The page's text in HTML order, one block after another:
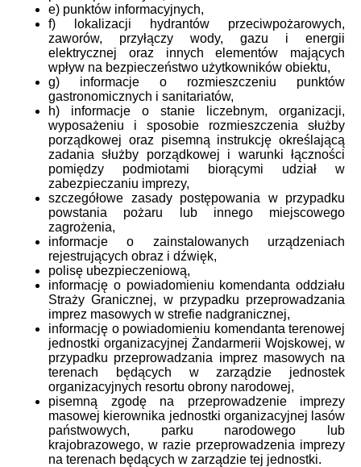
e) punktów informacyjnych,
f) lokalizacji hydrantów przeciwpożarowych,
zaworów, przyłączy wody, gazu i energii
elektrycznej oraz innych elementów mających
wpływ na bezpieczeństwo użytkowników obiektu,
g) informacje o rozmieszczeniu punktów
gastronomicznych i sanitariatów,
h) informacje o stanie liczebnym, organizacji,
wyposażeniu i sposobie rozmieszczenia służby
porządkowej oraz pisemną instrukcję określającą
zadania służby porządkowej i warunki łączności
pomiędzy podmiotami biorącymi udział w
zabezpieczaniu imprezy,
szczegółowe zasady postępowania w przypadku
powstania pożaru lub innego miejscowego
zagrożenia,
informacje o zainstalowanych urządzeniach
rejestrujących obraz i dźwięk,
polisę ubezpieczeniową,
informację o powiadomieniu komendanta oddziału
Straży Granicznej, w przypadku przeprowadzania
imprez masowych w strefie nadgranicznej,
informację o powiadomieniu komendanta terenowej
jednostki organizacyjnej Żandarmerii Wojskowej, w
przypadku przeprowadzania imprez masowych na
terenach będących w zarządzie jednostek
organizacyjnych resortu obrony narodowej,
pisemną zgodę na przeprowadzenie imprezy
masowej kierownika jednostki organizacyjnej lasów
państwowych, parku narodowego lub
krajobrazowego, w razie przeprowadzenia imprezy
na terenach będących w zarządzie tej jednostki.